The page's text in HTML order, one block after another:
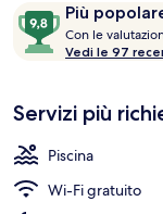
162 €
Recensioni
Più
9,8
su
10,
popolare
Con le
Vedi le 97
Servizi più
Piscina
Wi-Fi gratuito